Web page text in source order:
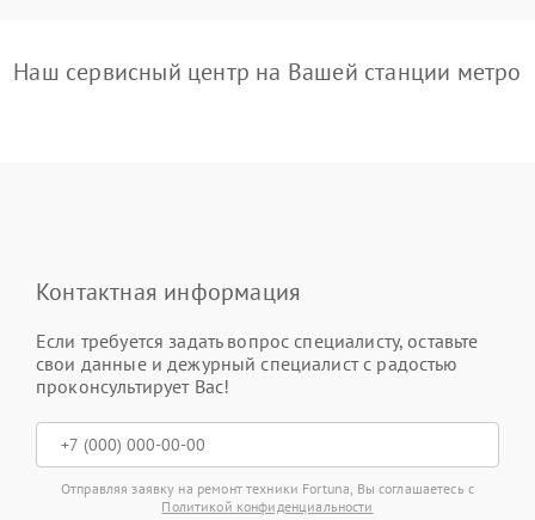
Наш сервисный центр на Вашей станции метро
Контактная информация
Если требуется задать вопрос специалисту, оставьте
свои данные и дежурный специалист с радостью
проконсультирует Вас!
Отправляя заявку на ремонт техники Fortuna, Вы соглашаетесь с
Политикой конфиденциальности